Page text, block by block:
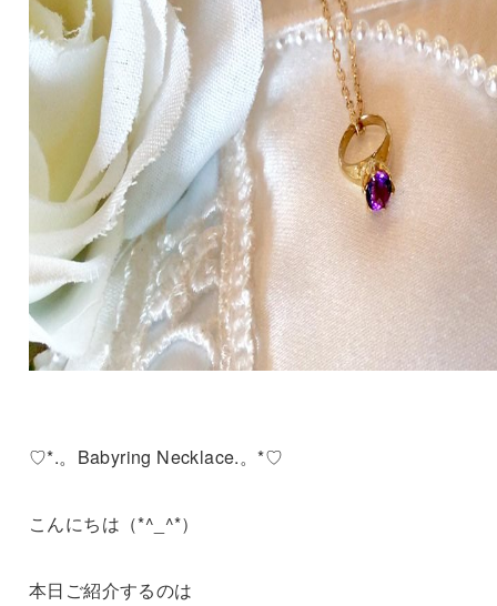
♡*.。Babyring Necklace.。*♡
こんにちは（*^_^*）
本日ご紹介するのは